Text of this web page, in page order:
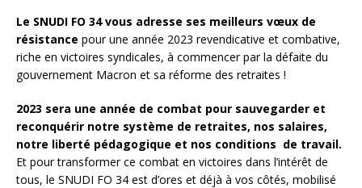
Le SNUDI FO 34 vous adresse ses meilleurs vœux de
résistance pour une année 2023 revendicative et combative,
riche en victoires syndicales, à commencer par la défaite du
gouvernement Macron et sa réforme des retraites !
2023 sera une année de combat pour sauvegarder et
reconquérir notre système de retraites, nos salaires,
notre liberté pédagogique et nos conditions de travail.
Et pour transformer ce combat en victoires dans l’intérêt de
tous, le SNUDI FO 34 est d’ores et déjà à vos côtés, mobilisé